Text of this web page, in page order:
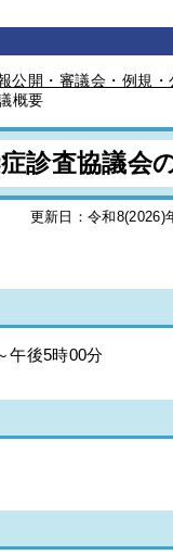
公開・審議会・例規・
概要
診査協議会
更新日：令和8(2026)
午後5時00分